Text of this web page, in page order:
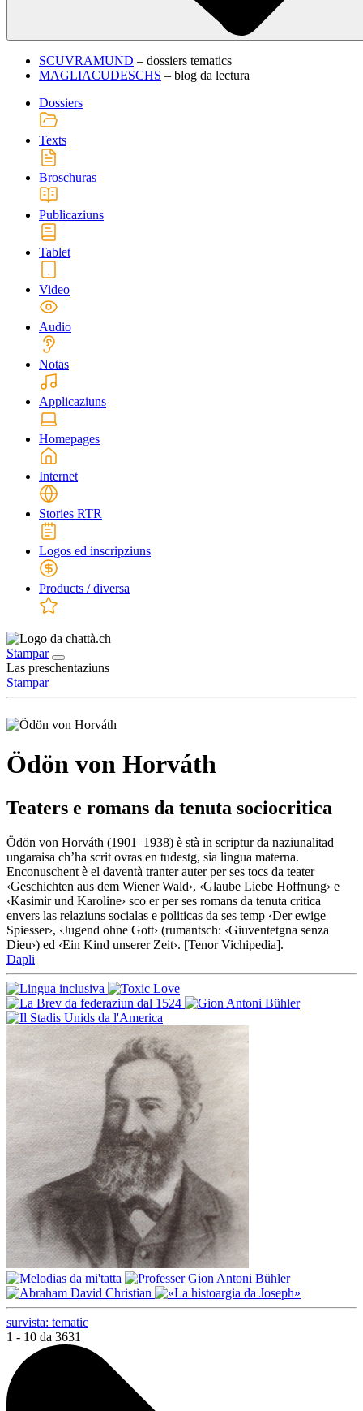
SCUVRAMUND – dossiers tematics
MAGLIACUDESCHS – blog da lectura
Dossiers
Texts
Broschuras
Publicaziuns
Tablet
Video
Audio
Notas
Applicaziuns
Homepages
Internet
Stories RTR
Logos ed inscripziuns
Products / diversa
Stampar
Las preschentaziuns
Stampar
Ödön von Horváth
Teaters e romans da tenuta sociocritica
Ödön von Horváth (1901–1938) è stà in scriptur da naziunalitad
ungaraisa ch’ha scrit ovras en tudestg, sia lingua materna.
Enconuschent è el daventà tranter auter per ses tocs da teater
‹Geschichten aus dem Wiener Wald›, ‹Glaube Liebe Hoffnung› e
‹Kasimir und Karoline› sco er per ses romans da tenuta critica
envers las relaziuns socialas e politicas da ses temp ‹Der ewige
Spiesser›, ‹Jugend ohne Gott› (rumantsch: ‹Giuventetgna senza
Dieu›) ed ‹Ein Kind unserer Zeit›. [Tenor Vichipedia].
Dapli
survista: tematic
1 - 10 da 3631